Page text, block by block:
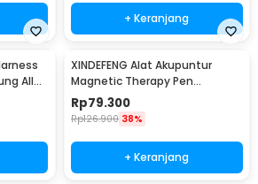
+ Keranjang
All
XINDEFENG Alat Akupuntur
Magnetic Therapy Pen
Massager 9 Gears - DF-668
Rp79.300
Rp126.900 38%
+ Keranjang